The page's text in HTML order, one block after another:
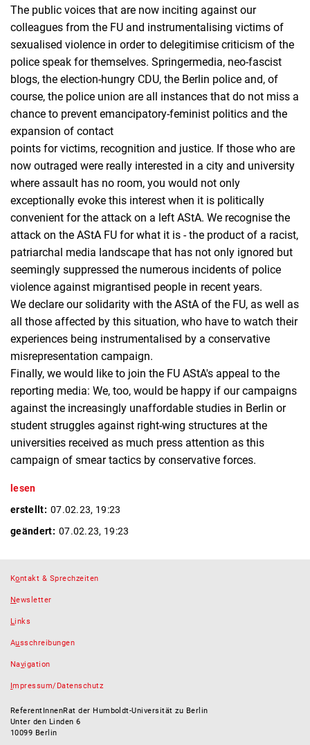
The public voices that are now inciting against our
colleagues from the FU and instrumentalising victims of
sexualised violence in order to delegitimise criticism of the
police speak for themselves. Springermedia, neo-fascist
blogs, the election-hungry CDU, the Berlin police and, of
course, the police union are all instances that do not miss a
chance to prevent emancipatory-feminist politics and the
expansion of contact
points for victims, recognition and justice. If those who are
now outraged were really interested in a city and university
where assault has no room, you would not only
exceptionally evoke this interest when it is politically
convenient for the attack on a left AStA. We recognise the
attack on the AStA FU for what it is - the product of a racist,
patriarchal media landscape that has not only ignored but
seemingly suppressed the numerous incidents of police
violence against migrantised people in recent years.
We declare our solidarity with the AStA of the FU, as well as
all those affected by this situation, who have to watch their
experiences being instrumentalised by a conservative
misrepresentation campaign.
Finally, we would like to join the FU AStA's appeal to the
reporting media: We, too, would be happy if our campaigns
against the increasingly unaffordable studies in Berlin or
student struggles against right-wing structures at the
universities received as much press attention as this
campaign of smear tactics by conservative forces.
lesen
erstellt: 07.02.23, 19:23
geändert: 07.02.23, 19:23
Kontakt & Sprechzeiten
Newsletter
Links
Ausschreibungen
Navigation
Impressum/Datenschutz
ReferentInnenRat der Humboldt-Universität zu Berlin
Unter den Linden 6
10099 Berlin